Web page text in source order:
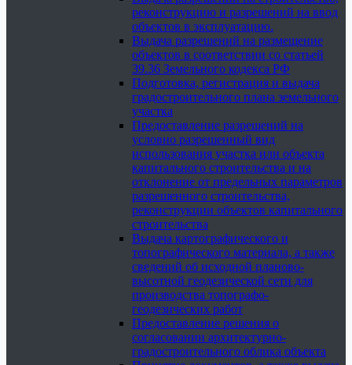
реконструкцию и разрешений на ввод
объектов в эксплуатацию.
Выдача разрешений на размещение
объектов в соответствии со статьей
39.36 Земельного кодекса РФ
Подготовка, регистрация и выдача
градостроительного плана земельного
участка
Предоставление разрешений на
условно разрешенный вид
использования участка или объекта
капитального строительства и на
отклонение от предельных параметров
разрешенного строительства,
реконструкции объектов капитального
строительства
Выдача картографического и
топографического материала, а также
сведений об исходной планово-
высотной геодезической сети для
производства топографо-
геодезических работ
Предоставление решения о
согласовании архитектурно-
градостроительного облика объекта